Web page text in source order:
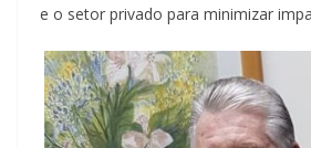
e o setor privado para minimizar